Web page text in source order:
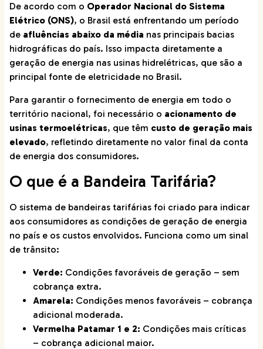
De acordo com o Operador Nacional do Sistema
Elétrico (ONS), o Brasil está enfrentando um período
de afluências abaixo da média nas principais bacias
hidrográficas do país. Isso impacta diretamente a
geração de energia nas usinas hidrelétricas, que são a
principal fonte de eletricidade no Brasil.
Para garantir o fornecimento de energia em todo o
território nacional, foi necessário o acionamento de
usinas termoelétricas, que têm custo de geração mais
elevado, refletindo diretamente no valor final da conta
de energia dos consumidores.
O que é a Bandeira Tarifária?
O sistema de bandeiras tarifárias foi criado para indicar
aos consumidores as condições de geração de energia
no país e os custos envolvidos. Funciona como um sinal
de trânsito:
Verde: Condições favoráveis de geração – sem
cobrança extra.
Amarela: Condições menos favoráveis – cobrança
adicional moderada.
Vermelha Patamar 1 e 2: Condições mais críticas
– cobrança adicional maior.